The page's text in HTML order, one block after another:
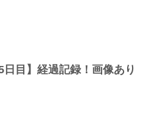
目】経過記録！画像あり